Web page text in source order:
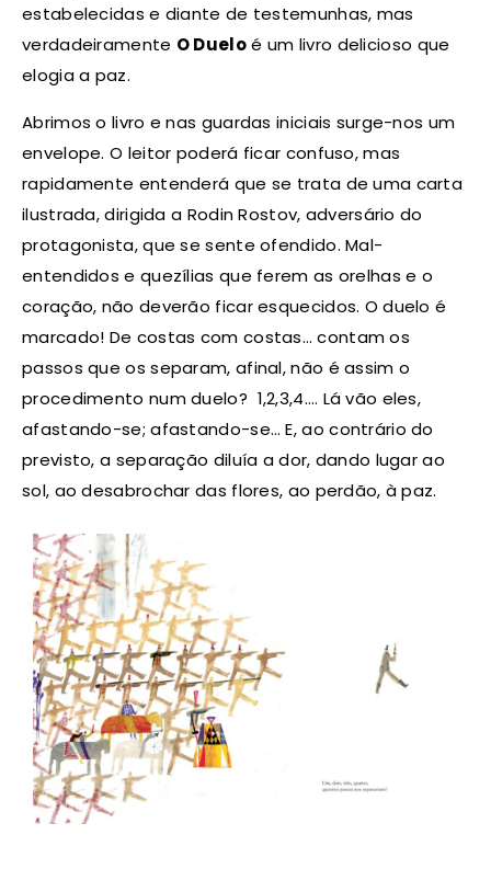
estabelecidas e diante de testemunhas, mas
verdadeiramente O Dueloé um livro delicioso que
elogia a paz.
Abrimos o livro e nas guardas iniciais surge-nos um
envelope. O leitor poderá ficar confuso, mas
rapidamente entenderá que se trata de uma carta
ilustrada, dirigida a Rodin Rostov, adversário do
protagonista, que se sente ofendido. Mal-
entendidos e quezílias que ferem as orelhas e o
coração, não deverão ficar esquecidos. O duelo é
marcado! De costas com costas… contam os
passos que os separam, afinal, não é assim o
procedimento num duelo? 1,2,3,4…. Lá vão eles,
afastando-se; afastando-se… E, ao contrário do
previsto, a separação diluía a dor, dando lugar ao
sol, ao desabrochar das flores, ao perdão, à paz.